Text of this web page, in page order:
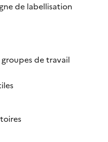
de labellisation
de travail